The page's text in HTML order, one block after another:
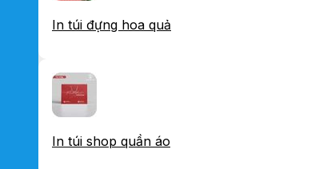
In túi đựng hoa quả
In túi shop quần áo